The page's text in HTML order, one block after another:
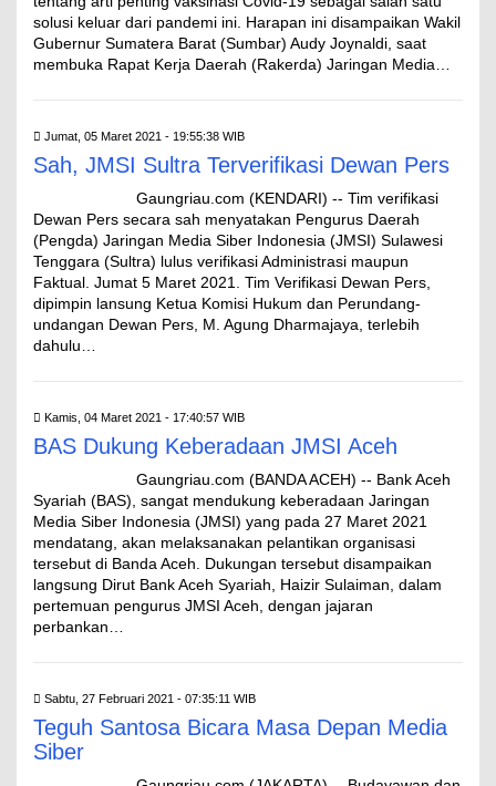
solusi keluar dari pandemi ini. Harapan ini disampaikan Wakil
Gubernur Sumatera Barat (Sumbar) Audy Joynaldi, saat
membuka Rapat Kerja Daerah (Rakerda) Jaringan Media…
Jumat, 05 Maret 2021 - 19:55:38 WIB
Sah, JMSI Sultra Terverifikasi Dewan Pers
Gaungriau.com (KENDARI) -- Tim verifikasi
Dewan Pers secara sah menyatakan Pengurus Daerah
(Pengda) Jaringan Media Siber Indonesia (JMSI) Sulawesi
Tenggara (Sultra) lulus verifikasi Administrasi maupun
Faktual. Jumat 5 Maret 2021. Tim Verifikasi Dewan Pers,
dipimpin lansung Ketua Komisi Hukum dan Perundang-
undangan Dewan Pers, M. Agung Dharmajaya, terlebih
dahulu…
Kamis, 04 Maret 2021 - 17:40:57 WIB
BAS Dukung Keberadaan JMSI Aceh
Gaungriau.com (BANDA ACEH) -- Bank Aceh
Syariah (BAS), sangat mendukung keberadaan Jaringan
Media Siber Indonesia (JMSI) yang pada 27 Maret 2021
mendatang, akan melaksanakan pelantikan organisasi
tersebut di Banda Aceh. Dukungan tersebut disampaikan
langsung Dirut Bank Aceh Syariah, Haizir Sulaiman, dalam
pertemuan pengurus JMSI Aceh, dengan jajaran
perbankan…
Sabtu, 27 Februari 2021 - 07:35:11 WIB
Teguh Santosa Bicara Masa Depan Media
Siber